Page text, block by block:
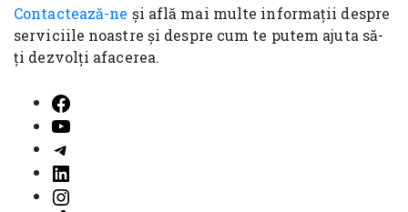
Contactează-ne și află mai multe informații despre
serviciile noastre și despre cum te putem ajuta să-
ți dezvolți afacerea.